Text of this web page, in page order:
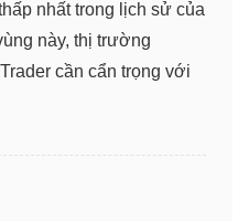
nhất trong lịch sử của
này, thị trường
cần cẩn trọng với